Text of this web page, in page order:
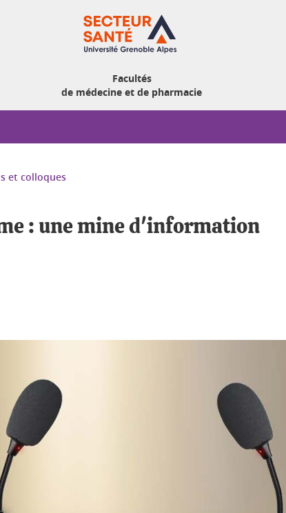
Facultés
de médecine et de pharmacie
et colloques
: une mine d'information